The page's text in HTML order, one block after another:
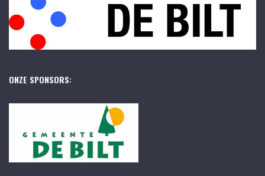
ONZE SPONSORS: